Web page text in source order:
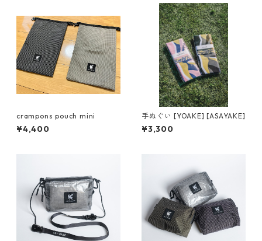
crampons pouch mini
¥4,400
手ぬぐい [YOAKE] [ASAYAKE]
¥3,300